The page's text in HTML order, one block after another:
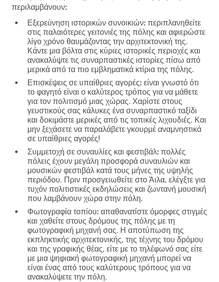
περιλαμβάνουν:
Εξερεύνηση ιστορικών συνοικιών: περιπλανηθείτε
στις παλαιότερες γειτονιές της πόλης και αφιερώστε
λίγο χρόνο θαυμάζοντας την αρχιτεκτονική της.
Κάντε μια βόλτα στις κύριες ιστορικές περιοχές και
ανακαλύψτε τις συναρπαστικές ιστορίες πίσω από
μερικά από τα πιο εμβληματικά κτίρια της πόλης.
Επισκέψεις σε υπαίθριες αγορές: είναι γνωστό ότι
το φαγητό είναι ο καλύτερος τρόπος για να μάθετε
για τον πολιτισμό μιας χώρας. Χαρίστε στους
γευστικούς σας κάλυκες ένα συναρπαστικό ταξίδι
και δοκιμάστε μερικές από τις τοπικές λιχουδιές. Και
μην ξεχάσετε να παραλάβετε γκουρμέ αναμνηστικά
σε υπαίθριες αγορές!
Συμμετοχή σε συναυλίες και φεστιβάλ: πολλές
πόλεις έχουν μεγάλη προσφορά συναυλιών και
μουσικών φεστιβάλ κατά τους μήνες της υψηλής
περιόδου. Πριν προσγειωθείτε στο Άιλα, ελέγξτε για
τυχόν πολιτιστικές εκδηλώσεις και ζωντανή μουσική
που λαμβάνουν χώρα στην πόλη.
Φωτογραφία τοπίου: απαθανατίστε όμορφες στιγμές
και χαθείτε στους δρόμους της πόλης με τη
φωτογραφική μηχανή σας. Η αποτύπωση της
εκπληκτικής αρχιτεκτονικής, της τέχνης του δρόμου
και της γραφικής θέας, είτε με το τηλέφωνό σας είτε
με μια ψηφιακή φωτογραφική μηχανή μπορεί να
είναι ένας από τους καλύτερους τρόπους για να
ανακαλύψετε την πόλη.